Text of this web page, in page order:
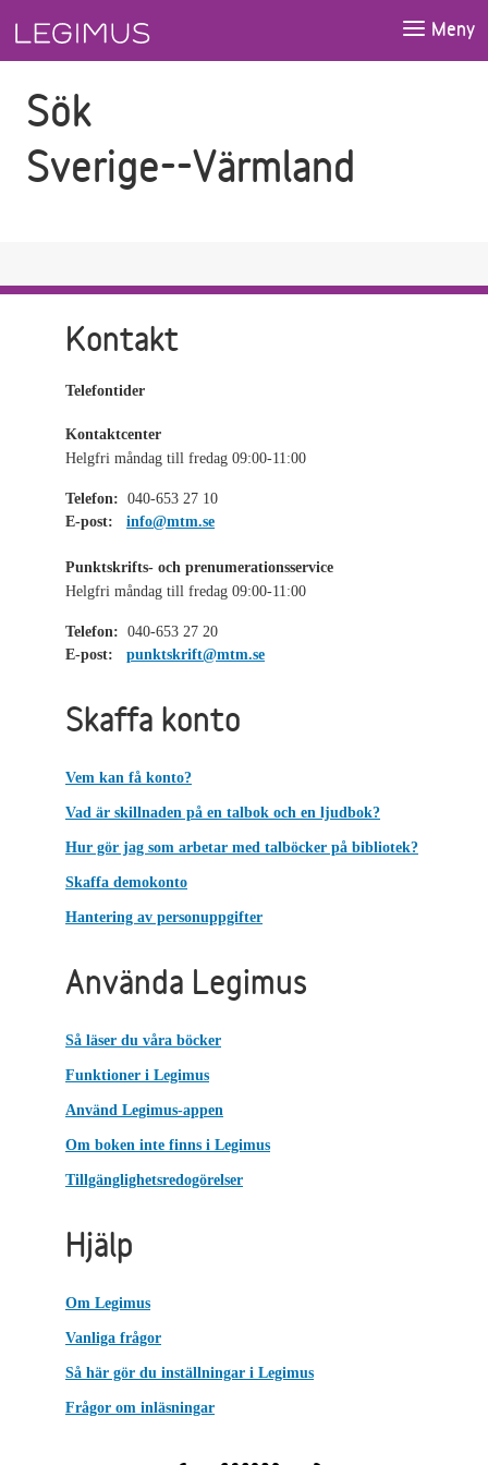
Meny
Sök
Sverige--Värmland
Kontakt
Telefontider
Kontaktcenter
Helgfri måndag till fredag 09:00-11:00
Telefon: 040-653 27 10
E-post:
info@mtm.se
Punktskrifts- och prenumerationsservice
Helgfri måndag till fredag 09:00-11:00
Telefon: 040-653 27 20
E-post:
punktskrift@mtm.se
Skaffa konto
Vem kan få konto?
Vad är skillnaden på en talbok och en ljudbok?
Hur gör jag som arbetar med talböcker på bibliotek?
Skaffa demokonto
Hantering av personuppgifter
Använda Legimus
Så läser du våra böcker
Funktioner i Legimus
Använd Legimus-appen
Om boken inte finns i Legimus
Tillgänglighetsredogörelser
Hjälp
Om Legimus
Vanliga frågor
Så här gör du inställningar i Legimus
Frågor om inläsningar